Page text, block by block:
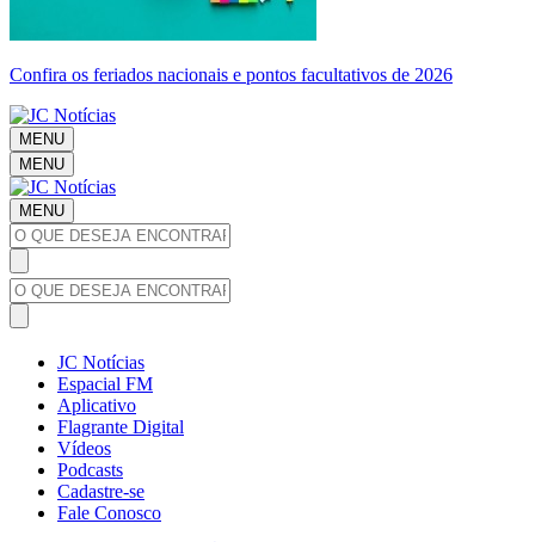
Confira os feriados nacionais e pontos facultativos de 2026
MENU
MENU
MENU
JC Notícias
Espacial FM
Aplicativo
Flagrante Digital
Vídeos
Podcasts
Cadastre-se
Fale Conosco